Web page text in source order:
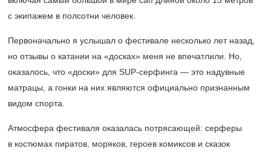
с экипажем в полсотни человек.
Первоначально я услышал о фестивале несколько лет назад,
но отзывы о катании на «досках» меня не впечатлили. Но,
оказалось, что «доски» для SUP-серфинга — это надувные
матрацы, а гонки на них являются официально признанным
видом спорта.
Атмосфера фестиваля оказалась потрясающей: серферы
в костюмах пиратов, моряков, героев комиксов и сказок